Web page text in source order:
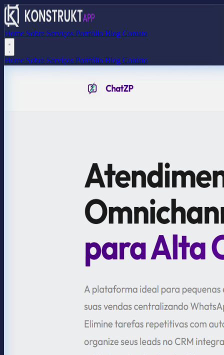
Home Sobre Serviços Portfólio Blog Contato
Home Sobre Serviços Portfólio Blog Contato